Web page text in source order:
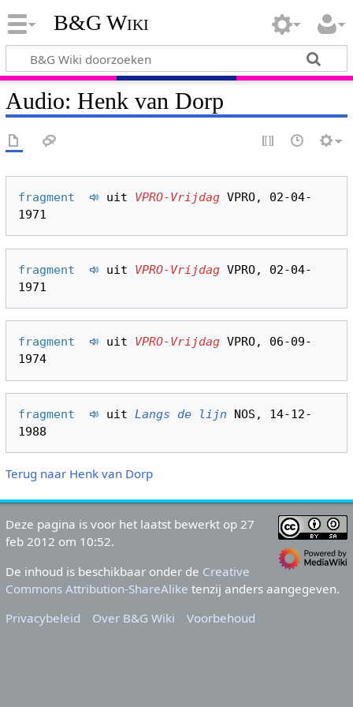
B&G Wiki
Audio: Henk van Dorp
fragment uit VPRO-Vrijdag VPRO, 02-04-
fragment uit VPRO-Vrijdag VPRO, 02-04-
fragment uit VPRO-Vrijdag VPRO, 06-09-
fragment uit Langs de lijn NOS, 14-12-
Terug naar Henk van Dorp
Deze pagina is voor het laatst bewerkt op 27
feb 2012 om 10:52.
De inhoud is beschikbaar onder de Creative
Commons Attribution-ShareAlike tenzij anders aangegeven.
Privacybeleid
Over B&G Wiki Voorbehoud